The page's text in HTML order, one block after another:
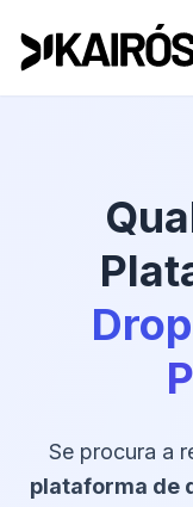
Se procura a
plataforma de